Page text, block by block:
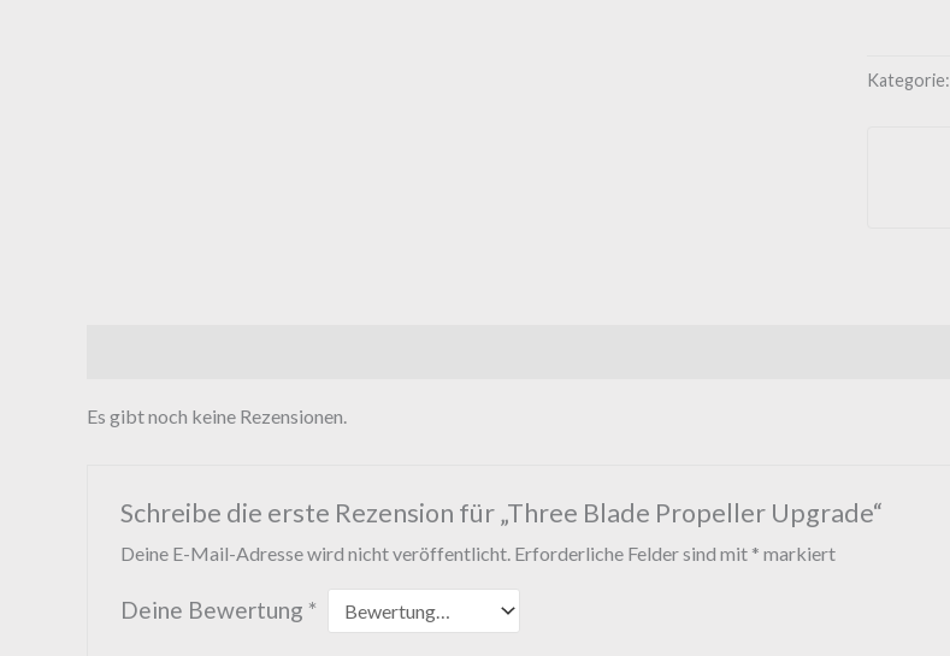
Kategorie:
Es gibt noch keine Rezensionen.
Schreibe die erste Rezension für „Three Blade Propeller Upgrade“
Deine E-Mail-Adresse wird nicht veröffentlicht. Erforderliche Felder sind mit * markiert
Deine Bewertung *